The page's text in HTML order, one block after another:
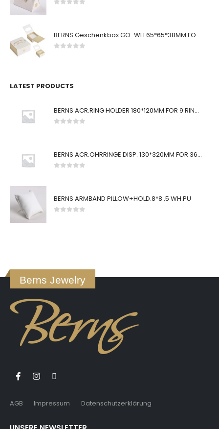
BERNS Geschenkbox GO-WH 65*65*38MM FOR SMALL SETS
LATEST PRODUCTS
BERNS ACR.RING HOLDER 180*120MM FOR 9 RINGS
BERNS ACR.OHRRINGE DISP. 130*320MM FOR 36 PAIRS
BERNS ARMBAND PILLOW+HOLD.8*8 ,5 WH.PU
Berns Jewelry
AGB Impressum Datenschutzerklärung